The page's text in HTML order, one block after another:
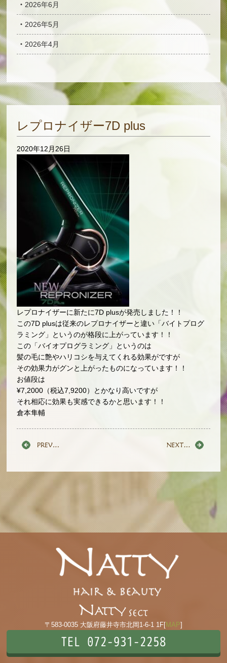
2026年6月
2026年5月
2026年4月
レプロナイザー7D plus
2020年12月26日
レプロナイザーに新たに7D plusが発売しました！！
この7D plusは従来のレプロナイザーと違い「バイトプログ
ラミング」というのが格段に上がっています！！
この「バイオプログラミング」というのは
髪の毛に艶やハリコシを与えてくれる効果がですが
その効果力がグンと上がったものになっています！！
お値段は
¥7,2000（税込7,9200）とかなり高いですが
それ相応に効果も実感できるかと思います！！
倉本隼輔
〒583-0035 大阪府藤井寺市北岡1-6-1 1F[MAP]
TEL 072-931-2258